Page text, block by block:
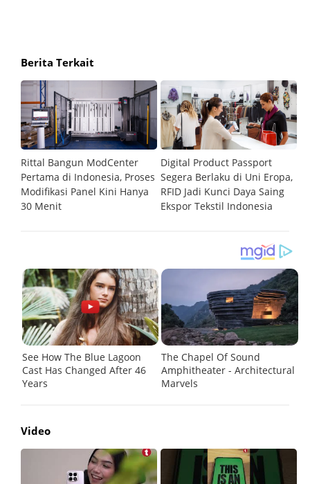
Berita Terkait
Rittal Bangun ModCenter
Pertama di Indonesia, Proses
Modifikasi Panel Kini Hanya
30 Menit
Digital Product Passport
Segera Berlaku di Uni Eropa,
RFID Jadi Kunci Daya Saing
Ekspor Tekstil Indonesia
Video